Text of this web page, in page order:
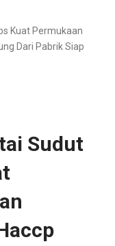
Kuat Permukaan
Dari Pabrik Siap
Sudut